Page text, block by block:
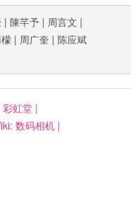
| 陳芊予 | 周言文 |
| 周广奎 | 陈应斌
彩虹堂|
数码相机|